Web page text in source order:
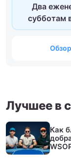
Два
субботам
Обзор
Лучшее в
Как